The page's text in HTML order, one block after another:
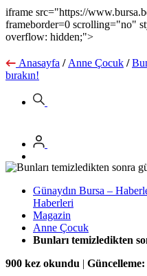
iframe src="https://
frameborder=0 scrolling="no" style=" width: 720px; height:400px;
overflow: hidden;">
Anasayfa / Anne Çocuk /
bırakın!
Günaydın Bursa –
Haberleri
Magazin
Anne Çocuk
Bunları temizledikten
900 kez okundu | Güncelleme: